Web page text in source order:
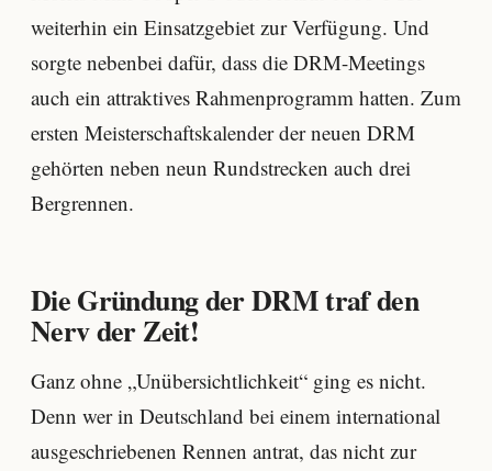
weiterhin ein Einsatzgebiet zur Verfügung. Und
sorgte nebenbei dafür, dass die DRM-Meetings
auch ein attraktives Rahmenprogramm hatten. Zum
ersten Meisterschaftskalender der neuen DRM
gehörten neben neun Rundstrecken auch drei
Bergrennen.
Die Gründung der DRM traf den
Nerv der Zeit!
Ganz ohne „Unübersichtlichkeit“ ging es nicht.
Denn wer in Deutschland bei einem international
ausgeschriebenen Rennen antrat, das nicht zur